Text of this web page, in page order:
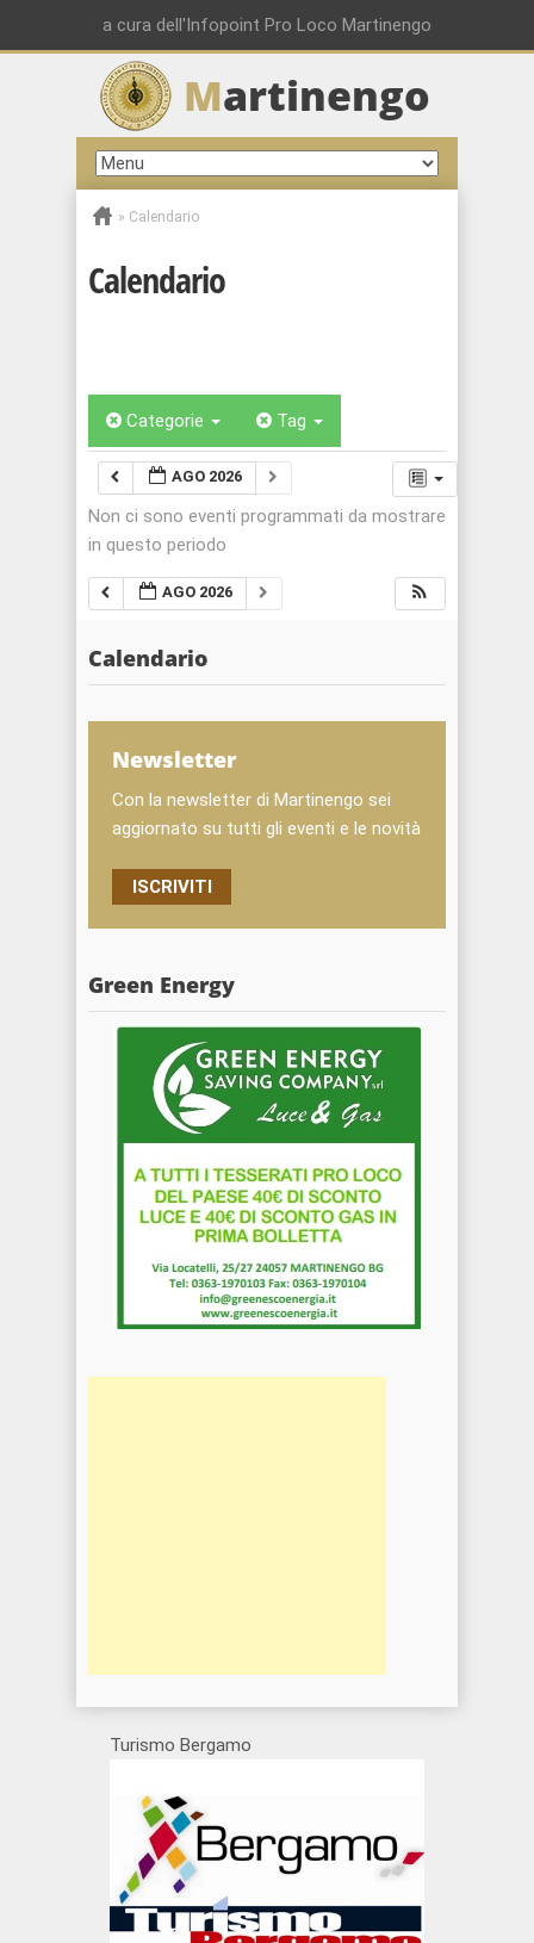
a cura dell'Infopoint Pro Loco Martinengo
Martinengo
» Calendario
Calendario
Categorie Tag
AGO 2026
Non ci sono eventi programmati da mostrare
in questo periodo
AGO 2026
Calendario
Newsletter
Con la newsletter di Martinengo sei
aggiornato su tutti gli eventi e le novità
ISCRIVITI
Green Energy
Turismo Bergamo